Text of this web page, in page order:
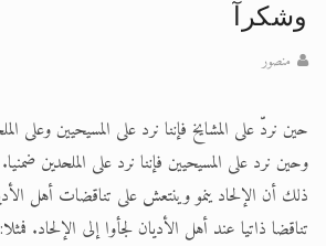
وشكرآ
منصور
حين نردّ على المشايخ فإننا نرد على المسيحيين وعلى
وحين نرد على المسيحيين فإننا نرد على الملحدين ضمنيا.
ذلك أن الإلحاد ينمو وينتعش على تناقضات أهل
تناقضا ذاتيا عند أهل الأديان لجأوا إلى الإلحاد.